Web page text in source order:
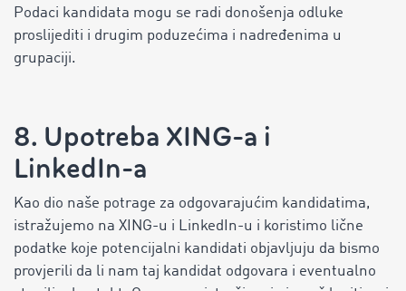
Podaci kandidata mogu se radi donošenja odluke
proslijediti i drugim poduzećima i nadređenima u
grupaciji.
8. Upotreba XING-a i
LinkedIn-a
Kao dio naše potrage za odgovarajućim kandidatima,
istražujemo na XING-u i LinkedIn-u i koristimo lične
podatke koje potencijalni kandidati objavljuju da bismo
provjerili da li nam taj kandidat odgovara i eventualno